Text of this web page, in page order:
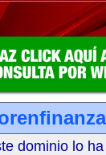
dominio lo